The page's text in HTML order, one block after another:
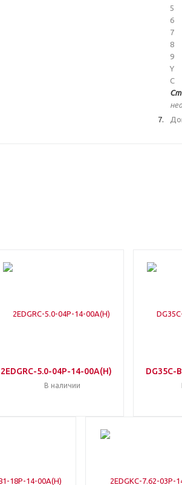
5
6
7
8
9
Y
C
2EDGRC-5.0-04P-14-00A(H)
В наличии
DG35C-